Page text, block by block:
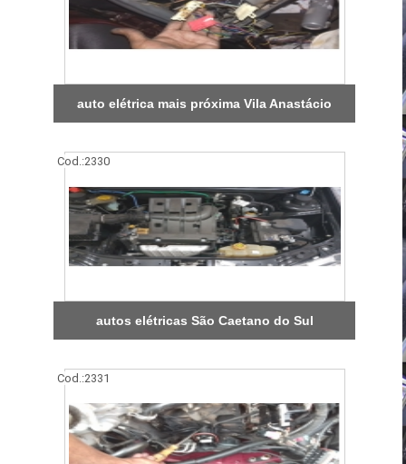
auto elétrica mais próxima Vila Anastácio
Cod.:2330
autos elétricas São Caetano do Sul
Cod.:2331